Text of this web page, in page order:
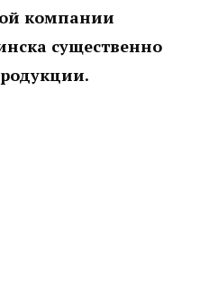
компании
существенно